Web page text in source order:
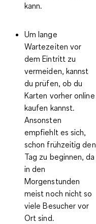
kann.
Um lange
Wartezeiten vor
dem Eintritt zu
vermeiden, kannst
du prüfen, ob du
Karten vorher online
kaufen kannst.
Ansonsten
empfiehlt es sich,
schon frühzeitig den
Tag zu beginnen, da
in den
Morgenstunden
meist noch nicht so
viele Besucher vor
Ort sind.